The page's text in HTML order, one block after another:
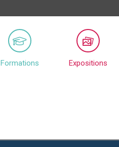
Formations Expositions